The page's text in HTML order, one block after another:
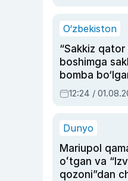
O‘zbekiston
“Sakkiz qator
boshimga
bomba
Oripovni
ayblovlardan
12:24 /
Dunyo
Mariupol
oʻtgan va
qozoni”dan